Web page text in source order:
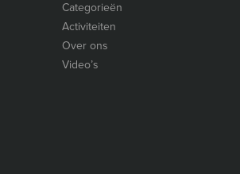
Categorieën
Activiteiten
Over ons
Video’s